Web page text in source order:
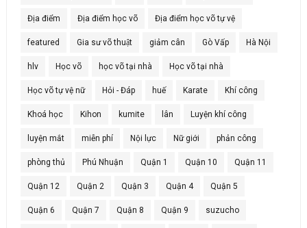
Địa điểm Địa điểm học võ Địa điểm học võ tự vệ
featured Gia sư võ thuật giảm cân Gò Vấp Hà Nội
hlv Học võ học võ tại nhà Học võ tại nhà
Học võ tự vệ nữ Hỏi - Đáp huế Karate Khí công
Khoá học Kihon kumite lân Luyện khí công
luyện mắt miễn phí Nội lực Nữ giới phản công
phòng thủ Phú Nhuận Quận 1 Quận 10 Quận 11
Quận 12 Quận 2 Quận 3 Quận 4 Quận 5
Quận 6 Quận 7 Quận 8 Quận 9 suzucho